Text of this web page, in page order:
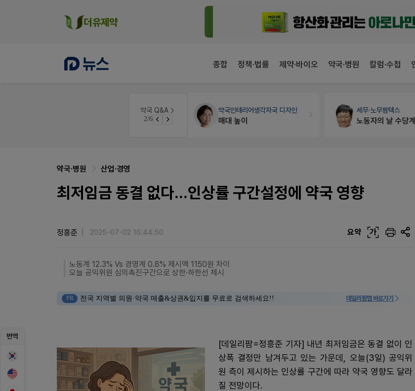
종합 정책·법률 제약·바이오 약국·병원 칼럼·수첩
약국 Q&A
3/6 약국 개국 대출 어떻게 받아야할지 어렵습니다
약국인테리어생각자국 디자인
매대 높이
세무·노무팜텍스
번역
약국·병원 산업·경영
최저임금 동결 없다...인상률 구간설정에 약국 영향
정흥준 2025-07-02 16:44:50 요약 가
노동계 12.3% Vs 경영계 0.8% 제시액 1150원 차이
오늘 공익위원 심의촉진구간으로 상한·하한선 제시
PR 전국 지역별 의원·약국 매출&상권&입지를 무료로 검색하세요!! 데일리팜맵 바로가기
[데일리팜=정흥준 기자] 내년 최저임금은 동결 없이 인
상폭 결정만 남겨두고 있는 가운데, 오늘(3일) 공익위
원 측이 제시하는 인상률 구간에 따라 약국 영향도 달라
질 전망이다.